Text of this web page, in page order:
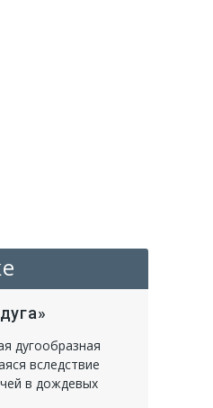
дугообразная
вследствие
в дождевых